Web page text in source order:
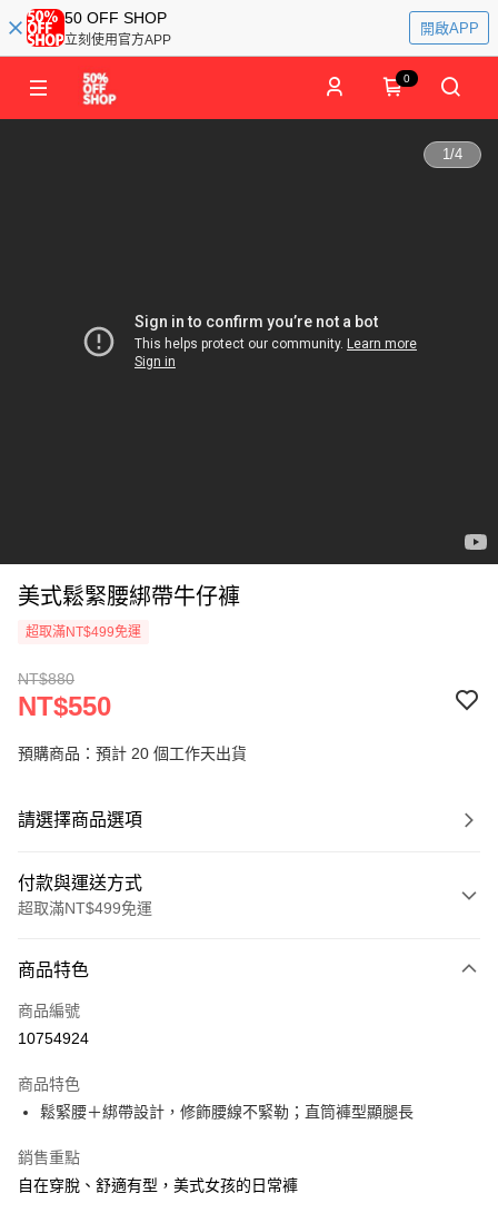
50 OFF SHOP
立刻使用官方APP
開啟APP
0
1/4
美式鬆緊腰綁帶牛仔褲
超取滿NT$499免運
NT$880
NT$550
預購商品：預計 20 個工作天出貨
請選擇商品選項
付款與運送方式
超取滿NT$499免運
信用卡一次付款
超商取貨付款
Apple Pay
街口支付
悠遊付
商品特色
商品編號
10754924
商品特色
鬆緊腰＋綁帶設計，修飾腰線不緊勒；直筒褲型顯腿長
銷售重點
自在穿脫、舒適有型，美式女孩的日常褲